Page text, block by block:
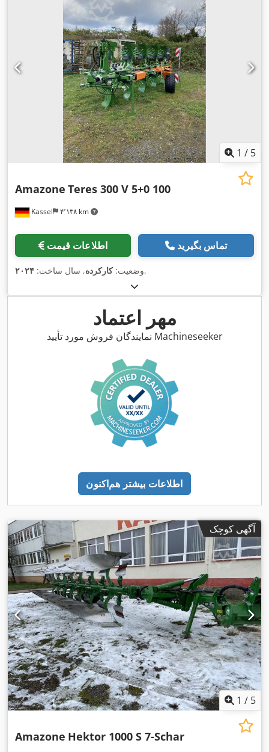
1 / 5
Kassel ۴٬۱۳۸ km
Amazone Teres 300 V 5+0 100
اطلاعات قیمت تماس بگیرید
وضعیت:کارکرده, سال ساخت: ۲۰۲۴ ,
مهر اعتماد
نمایندگان فروش مورد تأیید Machineseeker
اطلاعات بیشتر هم‌اکنون
آگهی کوچک
1 / 5
Amazone Hektor 1000 S 7-Schar